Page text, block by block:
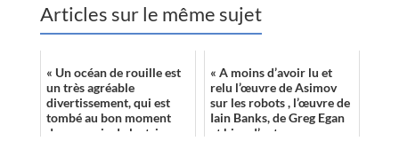
Articles sur le même sujet
« Un océan de rouille est
un très agréable
divertissement, qui est
tombé au bon moment
dans ma vie de lectrice,
« A moins d’avoir lu et
relu l’œuvre de Asimov
sur les robots , l’œuvre de
Iain Banks, de Greg Egan
et bien d’autres se